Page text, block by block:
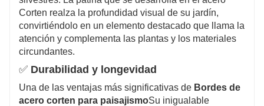
Corten realza la profundidad visual de su jardín,
convirtiéndolo en un elemento destacado que llama la
atención y complementa las plantas y los materiales
circundantes.
✅ Durabilidad y longevidad
Una de las ventajas más significativas de Bordes de
acero corten para paisajismoSu inigualable